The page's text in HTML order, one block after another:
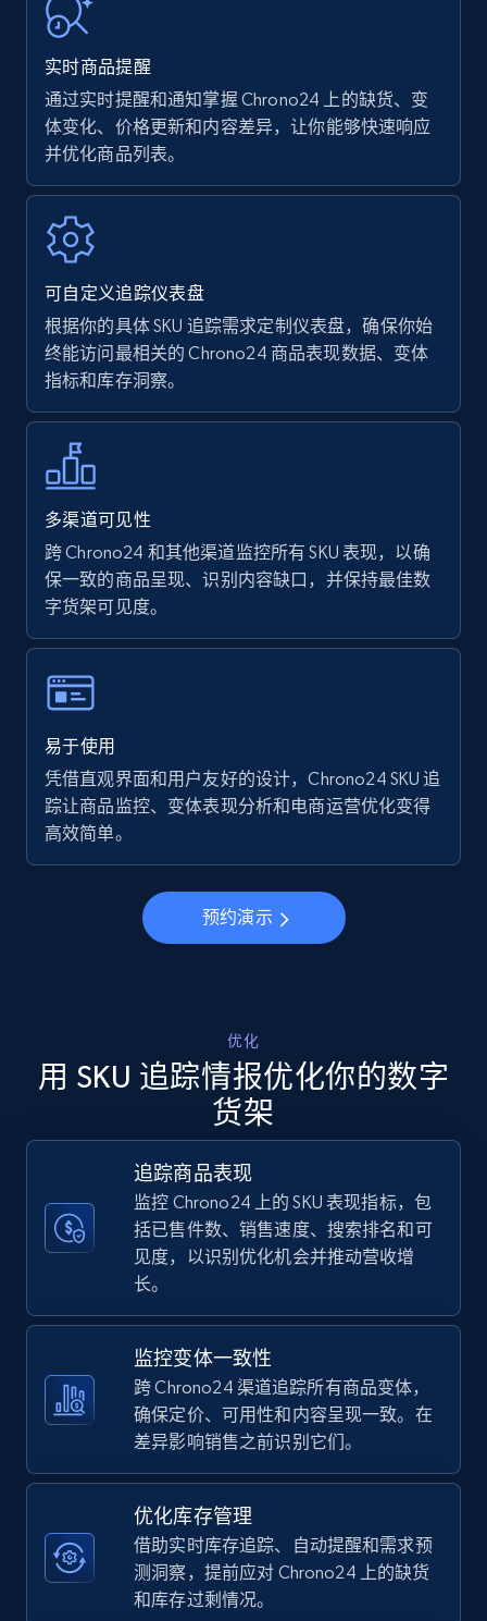
URL, Product name, Product rating, Product
rating object, Product rating max, Rating,
Author name, Asin, and more.
7.4K+ 871+ 立即开始
Walmart - products
Specifications, Image urls, Top reviews, and
more.
5.6K+
Walmart - products - Find new products by
using specific category URL
URL, Final price, Sku, Currency, Gtin,
Specifications, Image urls, Top reviews, and
more.
specific keywords
URL, Final price, Sku, Currency, Gtin,
Specifications, Image urls, Top reviews, and
more.
立即开始
Walmart - products - Discover products by
using sku numbers
URL, Final price, Sku, Currency, Gtin,
Specifications, Image urls, Top reviews, and
more.
5.6K+ 876+ 立即开始
TikTok Shop
URL, Title, Available, Description, Currency, Initial
price, Final price, Discount percent, and more.
5.4K+ 668+ 立即开始
TikTok Shop - category
URL, Title, Available, Description, Currency, Initial
price, Final price, Discount percent, and more.
实时商品提醒
通过实时提醒和通知掌握 Chrono24 上的缺货、变
体变化、价格更新和内容差异，让你能够快速响应
并优化商品列表。
可自定义追踪仪表盘
根据你的具体 SKU 追踪需求定制仪表盘，确保你始
终能访问最相关的 Chrono24 商品表现数据、变体
指标和库存洞察。
多渠道可见性
跨 Chrono24 和其他渠道监控所有 SKU 表现，以确
保一致的商品呈现、识别内容缺口，并保持最佳数
字货架可见度。
易于使用
凭借直观界面和用户友好的设计，Chrono24 SKU 追
踪让商品监控、变体表现分析和电商运营优化变得
高效简单。
预约演示
优化
用 SKU 追踪情报优化你的数字
货架
追踪商品表现
监控 Chrono24 上的 SKU 表现指标，包
括已售件数、销售速度、搜索排名和可
见度，以识别优化机会并推动营收增
长。
监控变体一致性
跨 Chrono24 渠道追踪所有商品变体，
确保定价、可用性和内容呈现一致。在
差异影响销售之前识别它们。
优化库存管理
借助实时库存追踪、自动提醒和需求预
测洞察，提前应对 Chrono24 上的缺货
和库存过剩情况。